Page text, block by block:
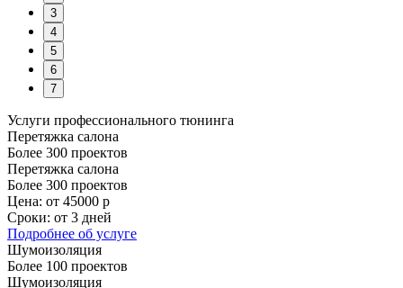
3
4
5
6
7
Услуги профессионального тюнинга
Перетяжка салона
Более 300 проектов
Перетяжка салона
Более 300 проектов
Цена: от 45000 р
Сроки: от 3 дней
Подробнее об услуге
Шумоизоляция
Более 100 проектов
Шумоизоляция